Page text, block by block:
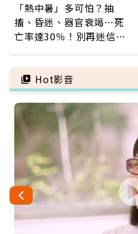
「熱中暑」多可怕？抽
搐、昏迷、器官衰竭…死
亡率達30％！別再迷信
5招才能真救命
Hot影音